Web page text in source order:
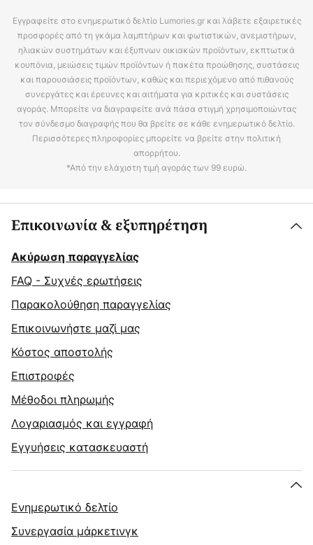
Εγγραφείτε στο ενημερωτικό δελτίο Lumories.gr και λάβετε εξαιρετικές
προσφορές από τη γκάμα λαμπτήρων και φωτιστικών, ανεμιστήρων,
ηλιακών συστημάτων και έξυπνων οικιακών προϊόντων, εκπτωτικά
κουπόνια, μειώσεις τιμών προϊόντων ή πακέτα προώθησης, συστάσεις
και παρουσιάσεις προϊόντων, καθώς και περιεχόμενο από πιθανούς
συνεργάτες και έρευνες και αιτήματα για κριτικές και συστάσεις
αγοράς. Μπορείτε να διαγραφείτε ανά πάσα στιγμή χρησιμοποιώντας
τον σύνδεσμο διαγραφής που θα βρείτε σε κάθε ενημερωτικό δελτίο.
Περισσότερες πληροφορίες μπορείτε να βρείτε στην πολιτική
απορρήτου.
*Από την ελάχιστη τιμή αγοράς των 99 ευρώ.
Επικοινωνία & εξυπηρέτηση
Ακύρωση παραγγελίας
FAQ - Συχνές ερωτήσεις
Παρακολούθηση παραγγελίας
Επικοινωνήστε μαζί μας
Κόστος αποστολής
Επιστροφές
Μέθοδοι πληρωμής
Λογαριασμός και εγγραφή
Εγγυήσεις κατασκευαστή
Ενημερωτικό δελτίο
Συνεργασία μάρκετινγκ